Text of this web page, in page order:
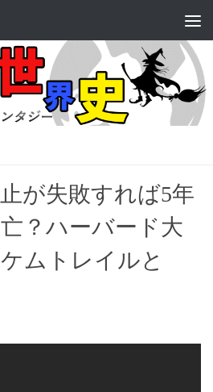
が失敗すれば5年
？ハーバード大
ムトレイルと